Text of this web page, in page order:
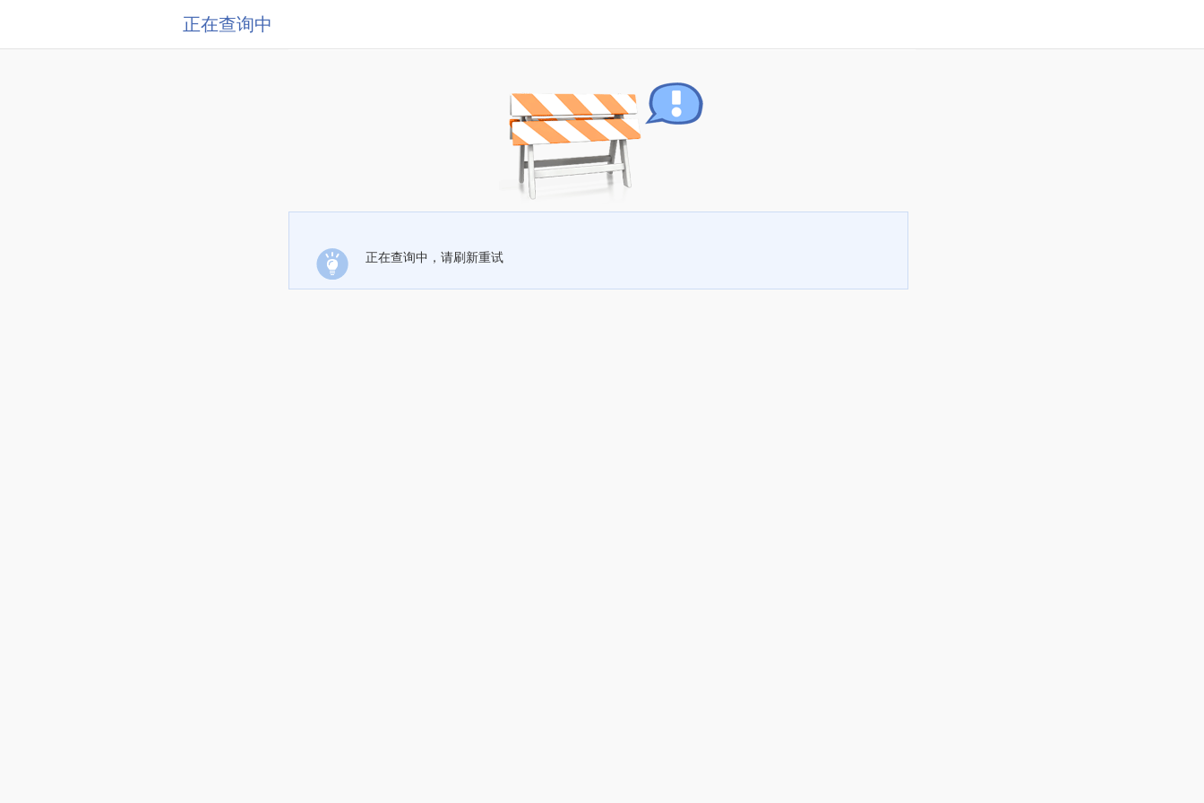
正在查询中
正在查询中，请刷新重试